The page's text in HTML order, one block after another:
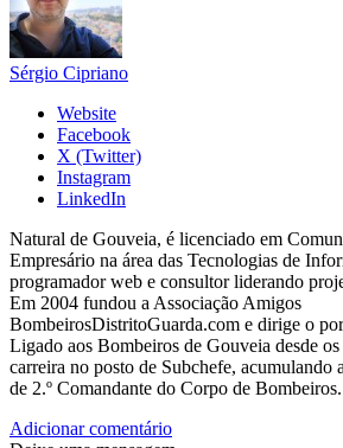
Sérgio Cipriano
Website
Facebook
X (Twitter)
Instagram
LinkedIn
Natural de Gouveia, é licenciado em
Empresário na área das Tecnologias de
programador web e consultor liderando
Em 2004 fundou a Associação Amigos
BombeirosDistritoGuarda.com e dirige o
Ligado aos Bombeiros de Gouveia desde
carreira no posto de Subchefe, acumulando
de 2.º Comandante do Corpo de Bombeiros.
Adicionar comentário